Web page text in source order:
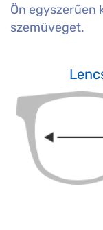
Ön egyszerűen
szemüveget.